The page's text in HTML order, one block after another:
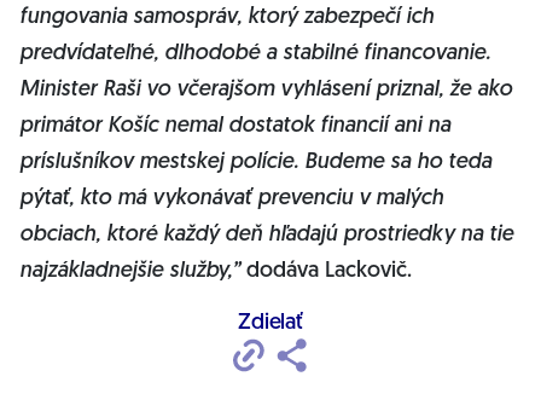
fungovania samospráv, ktorý zabezpečí ich
predvídateľné, dlhodobé a stabilné financovanie.
Minister Raši vo včerajšom vyhlásení priznal, že ako
primátor Košíc nemal dostatok financií ani na
príslušníkov mestskej polície. Budeme sa ho teda
pýtať, kto má vykonávať prevenciu v malých
obciach, ktoré každý deň hľadajú prostriedky na tie
najzákladnejšie služby,”dodáva Lackovič.
Zdielať